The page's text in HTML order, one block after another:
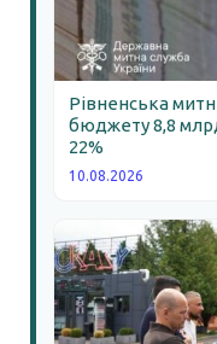
Рівненська
бюджету 8,8
22%
10.08.2026